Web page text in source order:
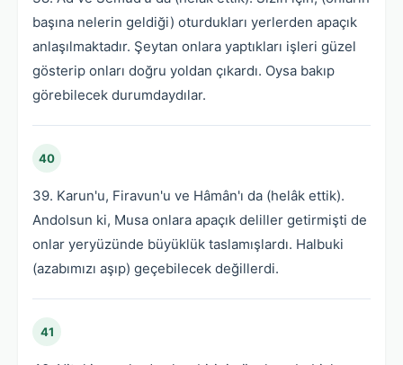
başına nelerin geldiği) oturdukları yerlerden apaçık
anlaşılmaktadır. Şeytan onlara yaptıkları işleri güzel
gösterip onları doğru yoldan çıkardı. Oysa bakıp
görebilecek durumdaydılar.
40
39. Karun'u, Firavun'u ve Hâmân'ı da (helâk ettik).
Andolsun ki, Musa onlara apaçık deliller getirmişti de
onlar yeryüzünde büyüklük taslamışlardı. Halbuki
(azabımızı aşıp) geçebilecek değillerdi.
41